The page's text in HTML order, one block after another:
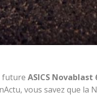
future ASICS Novablast
vous savez que